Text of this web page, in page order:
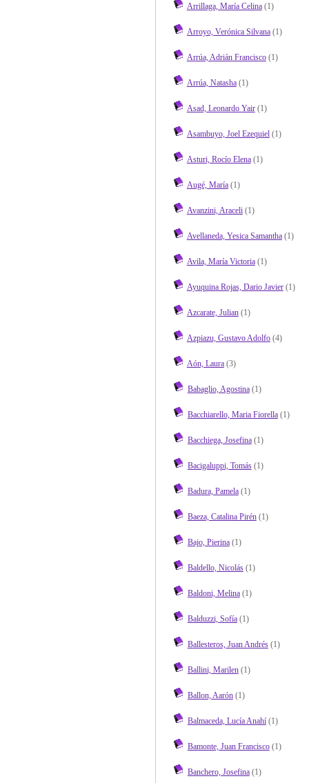
Arrillaga, María Celina(1)
Arroyo, Verónica Silvana(1)
Arrúa, Adrián Francisco(1)
Arrúa, Natasha(1)
Asad, Leonardo Yair(1)
Asambuyo, Joel Ezequiel(1)
Asturi, Rocío Elena(1)
Augé, María(1)
Avanzini, Araceli(1)
Avellaneda, Yesica Samantha(1)
Avila, María Victoria(1)
Ayuquina Rojas, Dario Javier(1)
Azcarate, Julian(1)
Azpiazu, Gustavo Adolfo(4)
Aón, Laura(3)
Babaglio, Agostina(1)
Bacchiarello, Maria Fiorella(1)
Bacchiega, Josefina(1)
Bacigaluppi, Tomás(1)
Badura, Pamela(1)
Baeza, Catalina Pirén(1)
Bajo, Pierina(1)
Baldello, Nicolás(1)
Baldoni, Melina(1)
Balduzzi, Sofía(1)
Ballesteros, Juan Andrés(1)
Ballini, Marilen(1)
Ballon, Aarón(1)
Balmaceda, Lucía Anahí(1)
Bamonte, Juan Francisco(1)
Banchero, Josefina(1)